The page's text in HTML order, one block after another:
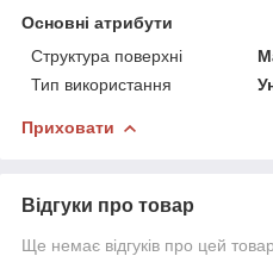
Основні атрибути
Структура поверхні
Тип використання
Приховати
Відгуки про товар
Ще немає відгуків про цей товар